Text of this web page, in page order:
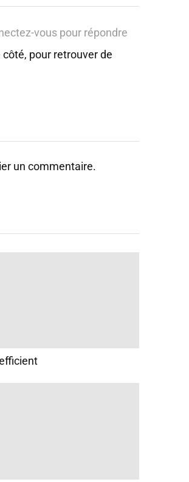
vous pour répondre
pour retrouver de
un commentaire.